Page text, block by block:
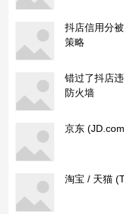
抖店信用分
策略
错过了抖店
防火墙
京东
淘宝 / 天猫